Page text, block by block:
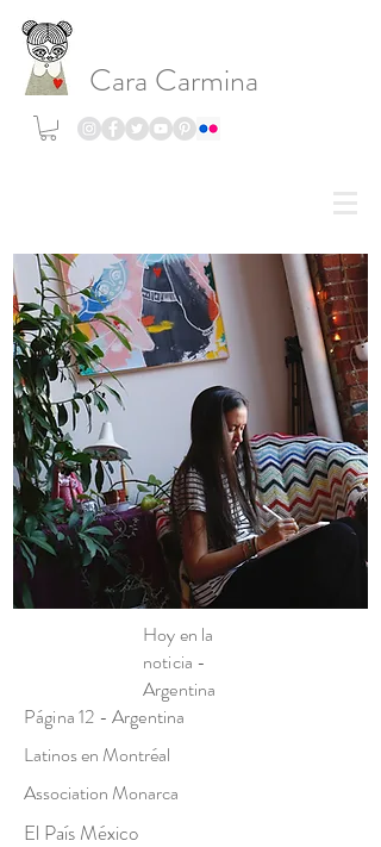
Cara Carmina
Hoy en la
noticia -
Argentina
Página 12 - Argentina
Latinos en Montréal
Association Monarca
El País México